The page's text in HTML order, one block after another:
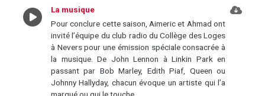
La musique
Pour conclure cette saison, Aimeric et Ahmad ont
invité l’équipe du club radio du Collège des Loges
à Nevers pour une émission spéciale consacrée à
la musique. De John Lennon à Linkin Park en
passant par Bob Marley, Edith Piaf, Queen ou
Johnny Hallyday, chacun évoque un artiste qui l’a